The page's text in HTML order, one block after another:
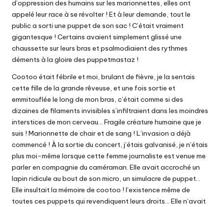
d’oppression des humains sur les marionnettes, elles ont
appelé leur race à se révolter ! Et à leur demande, tout le
public a sorti une puppet de son sac ! C’était vraiment
gigantesque ! Certains avaient simplement glissé une
chaussette sur leurs bras et psalmodiaient des rythmes
déments à la gloire des puppetmastaz !
Cootoo était fébrile et moi, brulant de fièvre, je la sentais
cette fille de la grande rêveuse, et une fois sortie et
emmitouflée le long de mon bras, c’était comme si des
dizaines de filaments invisibles s’infiltraient dans les moindres
interstices de mon cerveau… Fragile créature humaine que je
suis ! Marionnette de chair et de sang ! L’invasion a déjà
commencé ! À la sortie du concert, j’étais galvanisé, je n’étais
plus moi-même lorsque cette femme journaliste est venue me
parler en compagnie du caméraman. Elle avait accroché un
lapin ridicule au bout de son micro, un simulacre de puppet…
Elle insultait la mémoire de cootoo ! l’existence même de
toutes ces puppets qui revendiquent leurs droits… Elle n’avait